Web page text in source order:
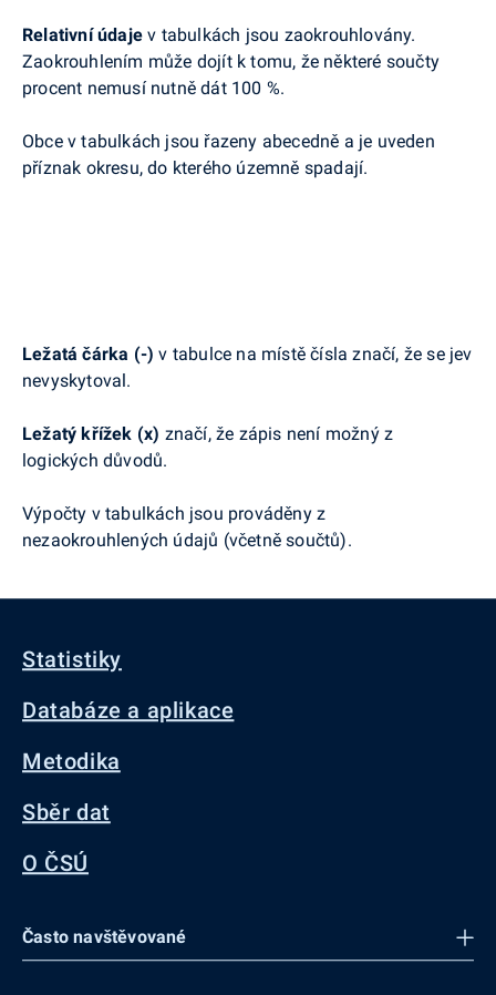
Relativní údaje v tabulkách jsou zaokrouhlovány.
Zaokrouhlením může dojít k tomu, že některé součty
procent nemusí nutně dát 100 %.
Obce v tabulkách jsou řazeny abecedně a je uveden
příznak okresu, do kterého územně spadají.
Ležatá čárka (-) v tabulce na místě čísla značí, že se jev
nevyskytoval.
Ležatý křížek (x) značí, že zápis není možný z
logických důvodů.
Výpočty v tabulkách jsou prováděny z
nezaokrouhlených údajů (včetně součtů).
Statistiky
Databáze a aplikace
Metodika
Sběr dat
O ČSÚ
Často navštěvované